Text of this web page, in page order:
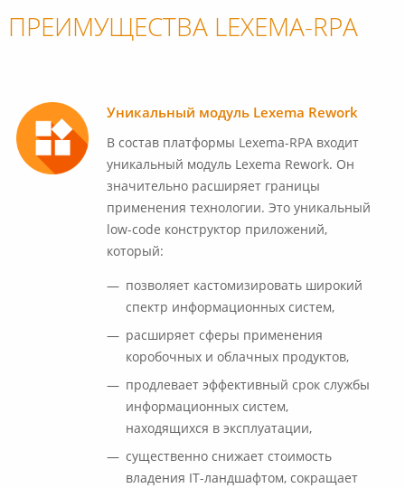
ПРЕИМУЩЕСТВА LEXEMA-RPA
Уникальный модуль Lexema Rework
В состав платформы Lexema-RPA входит
уникальный модуль Lexema Rework. Он
значительно расширяет границы
применения технологии. Это уникальный
low-code конструктор приложений,
который:
позволяет кастомизировать широкий
спектр информационных систем,
расширяет сферы применения
коробочных и облачных продуктов,
продлевает эффективный срок службы
информационных систем,
находящихся в эксплуатации,
существенно снижает стоимость
владения IT-ландшафтом, сокращает